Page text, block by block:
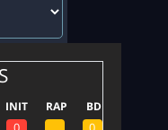
INIT RAP BD